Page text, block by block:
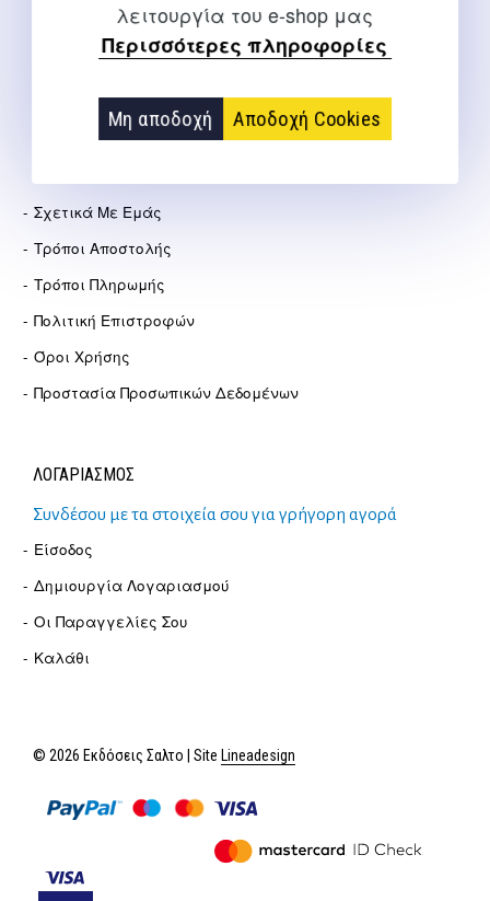
λειτουργία του e-shop μας
Περισσότερες πληροφορίες
Μη αποδοχή Αποδοχή Cookies
info@salto.gr
Σχετικά Με Εμάς
Τρόποι Αποστολής
Τρόποι Πληρωμής
Πολιτική Επιστροφών
Όροι Χρήσης
Προστασία Προσωπικών Δεδομένων
ΛΟΓΑΡΙΑΣΜΟΣ
Συνδέσου με τα στοιχεία σου για γρήγορη αγορά
Είσοδος
Δημιουργία Λογαριασμού
Οι Παραγγελίες Σου
Καλάθι
© 2026 Εκδόσεις Σαλτο | Site Lineadesign